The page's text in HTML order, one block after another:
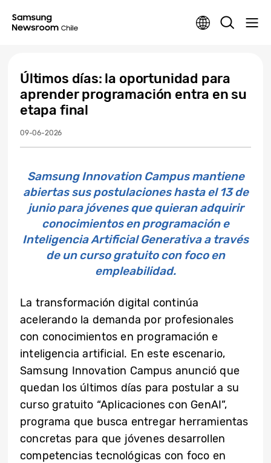
Últimos días: la oportunidad para
aprender programación entra en su
etapa final
09-06-2026
Samsung Innovation Campus mantiene
abiertas sus postulaciones hasta el 13 de
junio para jóvenes que quieran adquirir
conocimientos en programación e
Inteligencia Artificial Generativa a través
de un curso gratuito con foco en
empleabilidad.
La transformación digital continúa
acelerando la demanda por profesionales
con conocimientos en programación e
inteligencia artificial. En este escenario,
Samsung Innovation Campus anunció que
quedan los últimos días para postular a su
curso gratuito “Aplicaciones con GenAI”,
programa que busca entregar herramientas
concretas para que jóvenes desarrollen
competencias tecnológicas con foco en